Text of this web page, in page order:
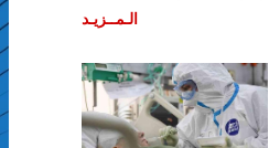
الـمــزيـد